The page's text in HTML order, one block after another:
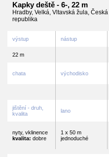
Kapky deště - 6-, 22 m
Hradby, Velká, Vltavská žula, Česká
republika
výstup nástup
22 m
chata východisko
jištění - druh,
kvalita
lano
nyty, vklinence
kvalita: dobre
1 x 50 m
jednoduché